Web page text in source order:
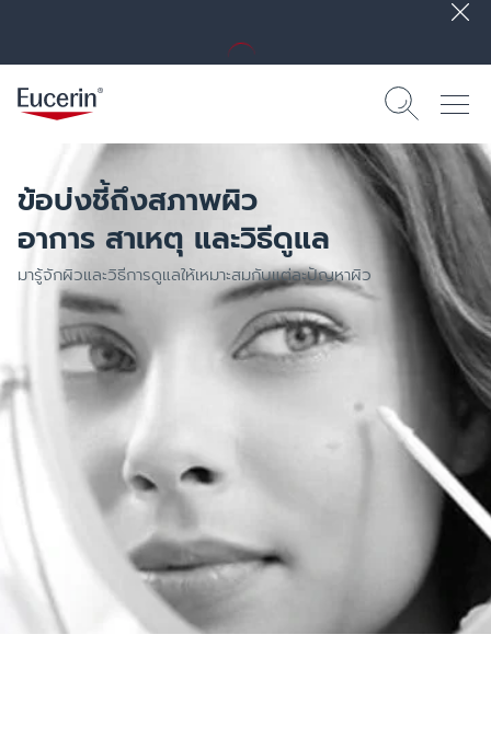
ข้อบ่งชี้ถึงสภาพผิว
อาการ สาเหตุ และวิธีดูแล
มารู้จักผิวและวิธีการดูแลให้เหมาะสมกับแต่ละปัญหาผิว